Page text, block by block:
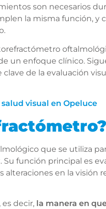
son necesarios
la misma función, y
un enfoque clínico.
de la evaluación
visual en Opeluce
que se utiliza
. Su función principal es
en la visión
decir, la manera en